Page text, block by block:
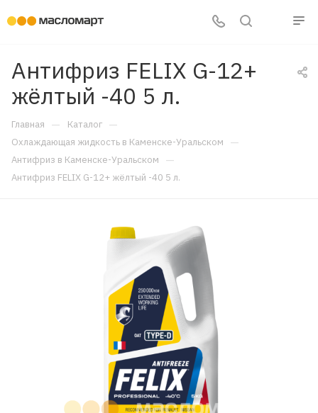
Антифриз FELIX G-12+
жёлтый -40 5 л.
Главная — Каталог —
Охлаждающая жидкость в Каменске-Уральском —
Антифриз в Каменске-Уральском —
Антифриз FELIX G-12+ жёлтый -40 5 л.